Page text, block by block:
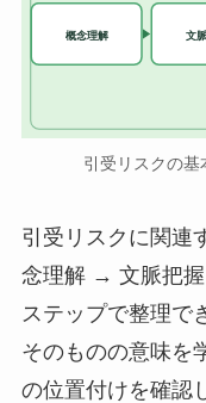
概念理解 文
引受リスクの
引受リスクに関連
念理解 → 文脈把
ステップで整理で
そのものの意味を
の位置付けを確認